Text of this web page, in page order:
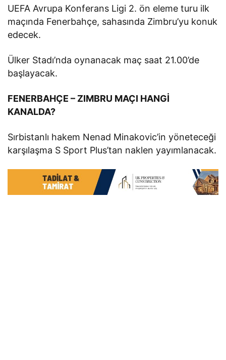
UEFA Avrupa Konferans Ligi 2. ön eleme turu ilk
maçında Fenerbahçe, sahasında Zimbru’yu konuk
edecek.
Ülker Stadı’nda oynanacak maç saat 21.00’de
başlayacak.
FENERBAHÇE – ZIMBRU MAÇI HANGİ
KANALDA?
Sırbistanlı hakem Nenad Minakovic’in yöneteceği
karşılaşma S Sport Plus’tan naklen yayımlanacak.